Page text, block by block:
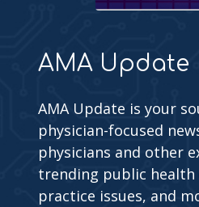
AMA Update
AMA Update is your
physician-focused
physicians and other
trending public health
practice issues, and